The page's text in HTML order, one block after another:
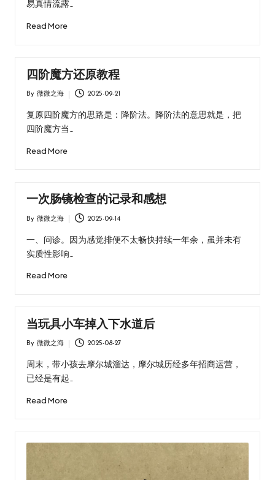
易真情流露…
Read More
四阶魔方还原教程
by
By 微微之海 2025-09-21
复原四阶魔方的思路是：降阶法。降阶法的意思就是，把
四阶魔方当…
Read More
一次肠镜检查的记录和感想
By 微微之海 2025-09-14
一、问诊。因为感觉排便不太畅快持续一年余，虽并未有
实质性影响…
Read More
当玩具小车掉入下水道后
by
By 微微之海 2025-08-27
周末，带小孩去摩尔城溜达，摩尔城历经多年招商运营，
已经是有起…
Read More